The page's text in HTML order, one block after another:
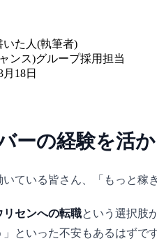
いた人(執筆者)
ンス)グループ採用担当
18日
バーの経験を
ている皆さん、「もっと稼
リセンへの転職という選択肢
といった不安もあるはずです